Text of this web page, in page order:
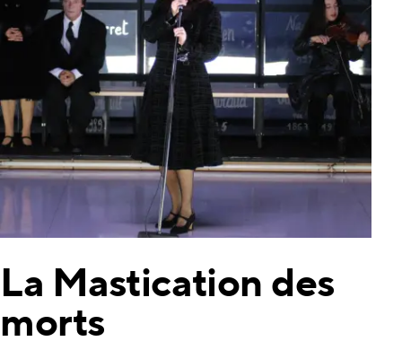
La Mastication des
morts